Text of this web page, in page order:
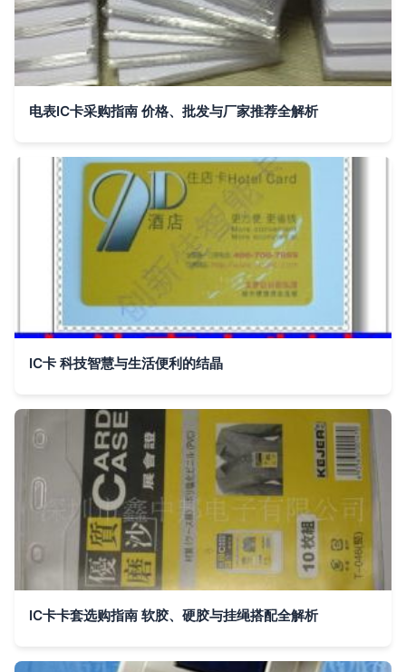
电表IC卡采购指南 价格、批发与厂家推荐全解析
IC卡 科技智慧与生活便利的结晶
IC卡卡套选购指南 软胶、硬胶与挂绳搭配全解析